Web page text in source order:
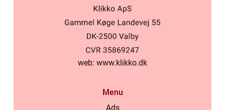
web: www.klikko.dk
Menu
Ads